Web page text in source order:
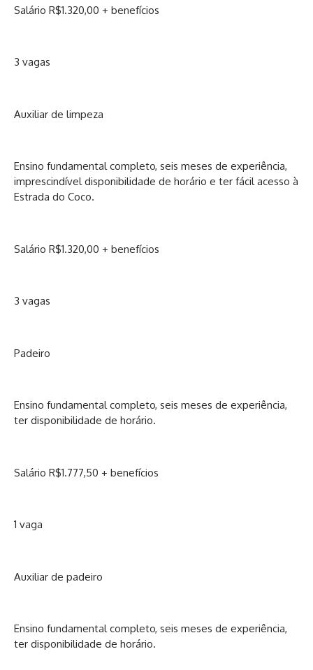
Salário R$1.320,00 + benefícios
3 vagas
Auxiliar de limpeza
Ensino fundamental completo, seis meses de experiência,
imprescindível disponibilidade de horário e ter fácil acesso à
Estrada do Coco.
Salário R$1.320,00 + benefícios
3 vagas
Padeiro
Ensino fundamental completo, seis meses de experiência,
ter disponibilidade de horário.
Salário R$1.777,50 + benefícios
1 vaga
Auxiliar de padeiro
Ensino fundamental completo, seis meses de experiência,
ter disponibilidade de horário.